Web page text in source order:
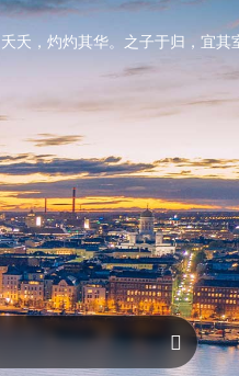
夭，灼灼其华。之子于归，宜其